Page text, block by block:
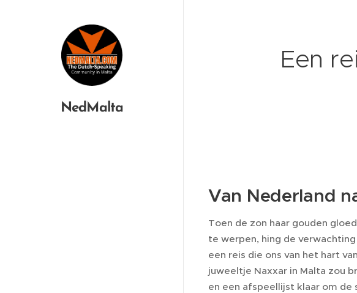
NedMalta
Een
Van Nederland
Toen de zon haar gouden
te werpen, hing de
een reis die ons van het hart
juweeltje Naxxar in Malta zou
en een afspeellijst klaar om